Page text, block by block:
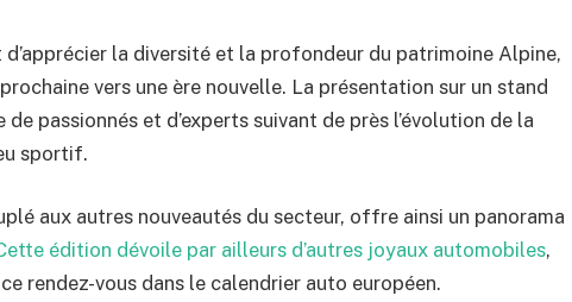
la diversité et la profondeur du patrimoine Alpine,
vers une ère nouvelle. La présentation sur un stand
passionnés et d’experts suivant de près l’évolution de la
sportif.
aux autres nouveautés du secteur, offre ainsi un panorama
édition dévoile par ailleurs d’autres joyaux automobiles,
rendez-vous dans le calendrier auto européen.